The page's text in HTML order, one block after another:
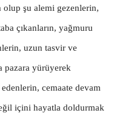
şu alemi gezenlerin,
çıkanların, yağmuru
uzun tasvir ve
pazara yürüyerek
cemaate devam
içini hayatla doldurmak